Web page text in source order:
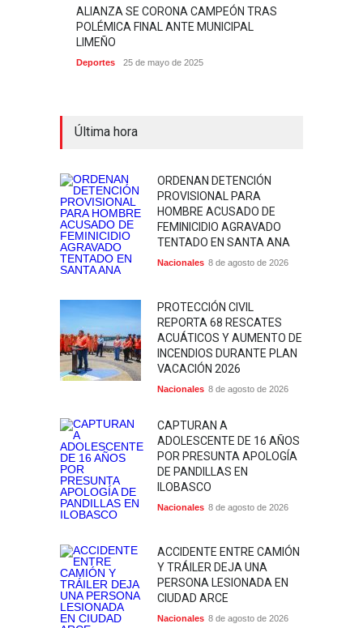
ALIANZA SE CORONA CAMPEÓN TRAS
POLÉMICA FINAL ANTE MUNICIPAL
LIMEÑO
Deportes 25 de mayo de 2025
Última hora
ORDENAN DETENCIÓN
PROVISIONAL PARA
HOMBRE ACUSADO DE
FEMINICIDIO AGRAVADO
TENTADO EN SANTA ANA
Nacionales 8 de agosto de 2026
PROTECCIÓN CIVIL
REPORTA 68 RESCATES
ACUÁTICOS Y AUMENTO DE
INCENDIOS DURANTE PLAN
VACACIÓN 2026
Nacionales 8 de agosto de 2026
CAPTURAN A
ADOLESCENTE DE 16 AÑOS
POR PRESUNTA APOLOGÍA
DE PANDILLAS EN
ILOBASCO
Nacionales 8 de agosto de 2026
ACCIDENTE ENTRE CAMIÓN
Y TRÁILER DEJA UNA
PERSONA LESIONADA EN
CIUDAD ARCE
Nacionales 8 de agosto de 2026